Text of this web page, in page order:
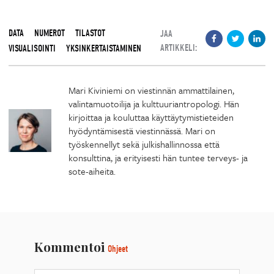
DATA NUMEROT
TILASTOT
VISUALISOINTI
YKSINKERTAISTAMINEN
JAA
ARTIKKELI:
Mari Kiviniemi on viestinnän ammattilainen,
valintamuotoilija ja kulttuuriantropologi. Hän
kirjoittaa ja kouluttaa käyttäytymistieteiden
hyödyntämisestä viestinnässä. Mari on
työskennellyt sekä julkishallinnossa että
konsulttina, ja erityisesti hän tuntee terveys- ja
sote-aiheita.
Kommentoi Ohjeet